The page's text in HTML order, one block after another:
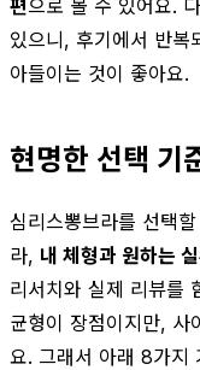
편으로 볼 수 있어요.
있으니, 후기에서 반복
아들이는 것이 좋아요.
현명한 선택 기
심리스뽕브라를 선택
라, 내 체형과 원하는
리서치와 실제 리뷰를
균형이 장점이지만, 사
요. 그래서 아래 8가지